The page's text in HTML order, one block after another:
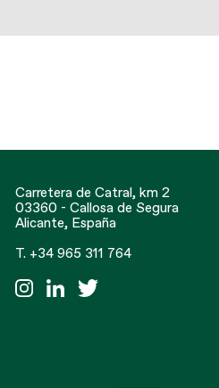
Carretera de Catral, km 2
03360 - Callosa de Segura
Alicante, España
T. +34 965 311 764